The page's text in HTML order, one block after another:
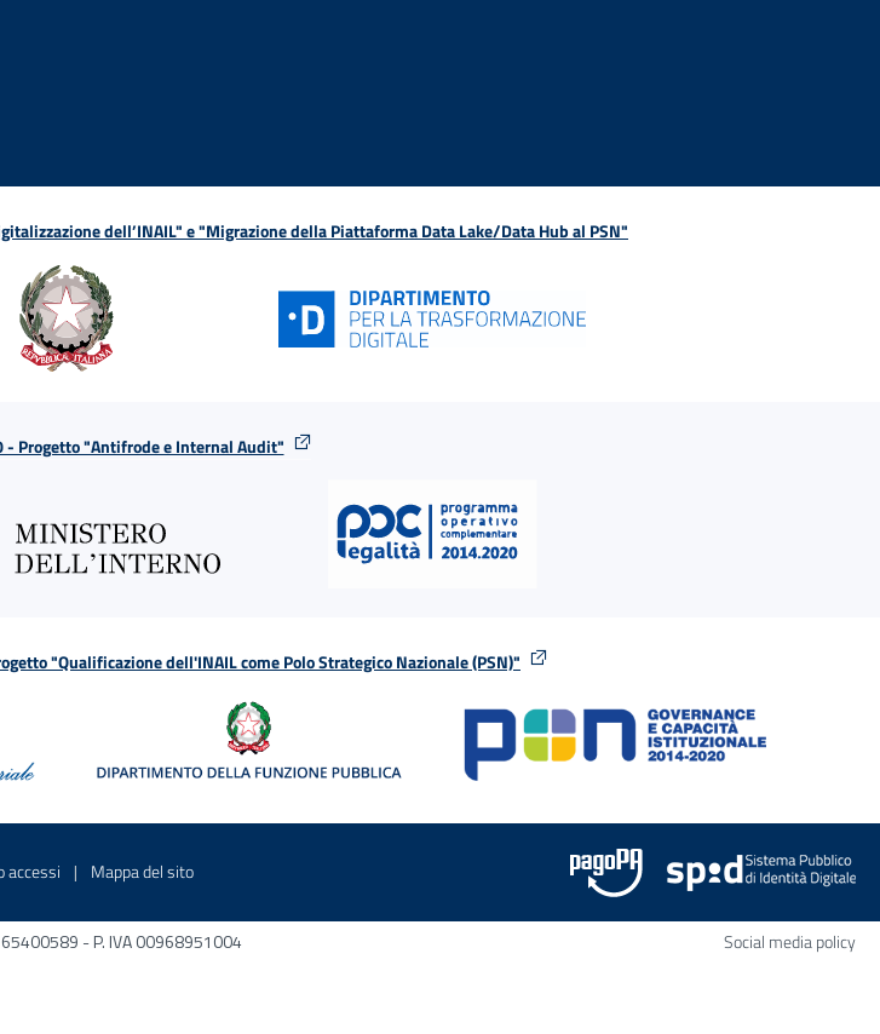
dell’INAIL" e "Migrazione della Piattaforma Data Lake/Data Hub al PSN"
- Progetto "Antifrode e Internal Audit"
"Qualificazione dell'INAIL come Polo Strategico Nazionale (PSN)"
in una nuova finestra
accessi Sito interno - Apre in una nuova finestra
Mappa del sitoSito interno - Apre nella stessa finestra
- P. IVA 00968951004 Social media policy